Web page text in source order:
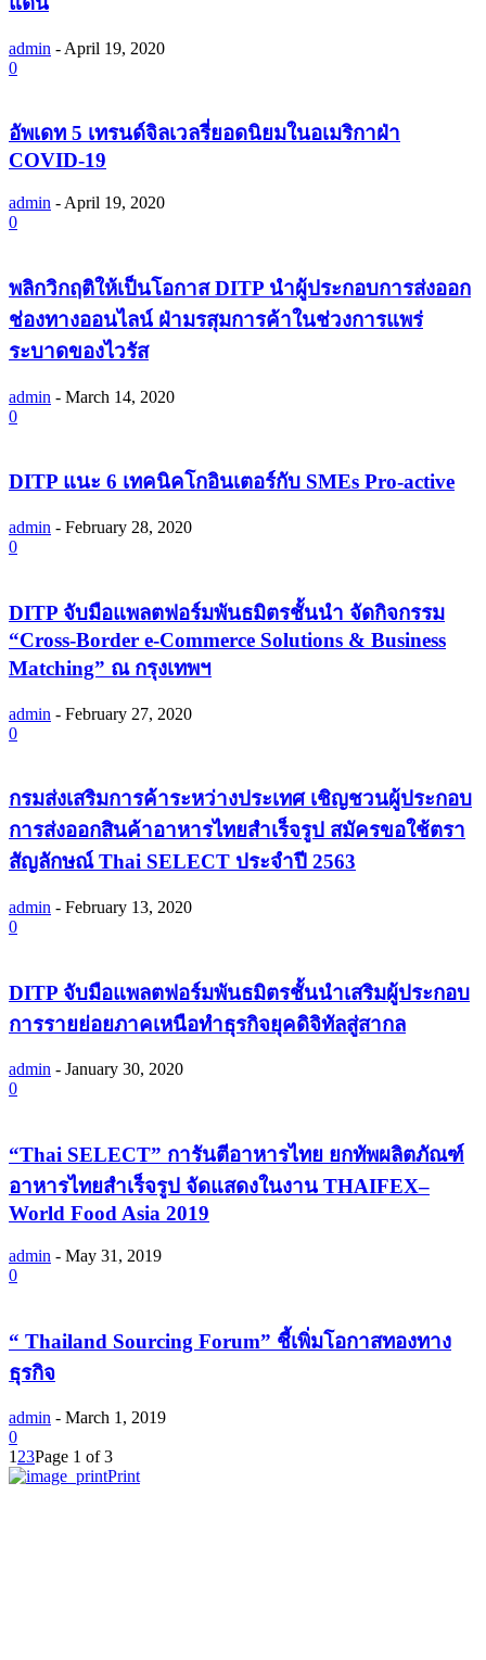
admin - April 19, 2020
0
อัพเดท 5 เทรนด์จิลเวลรี่ยอดนิยมในอเมริกาฝ่า
COVID-19
admin - April 19, 2020
0
พลิกวิกฤติให้เป็นโอกาส DITP นําผู้ประกอบการส่งออก
ช่องทางออนไลน์ ฝ่ามรสุมการค้าในช่วงการแพร่
ระบาดของไวรัส
admin - March 14, 2020
0
DITP แนะ 6 เทคนิคโกอินเตอร์กับ SMEs Pro-active
admin - February 28, 2020
0
DITP จับมือแพลตฟอร์มพันธมิตรชั้นนำ จัดกิจกรรม
“Cross-Border e-Commerce Solutions & Business
Matching” ณ กรุงเทพฯ
admin - February 27, 2020
0
กรมส่งเสริมการค้าระหว่างประเทศ เชิญชวนผู้ประกอบ
การส่งออกสินค้าอาหารไทยสำเร็จรูป สมัครขอใช้ตรา
สัญลักษณ์ Thai SELECT ประจำปี 2563
admin - February 13, 2020
0
DITP จับมือแพลตฟอร์มพันธมิตรชั้นนำเสริมผู้ประกอบ
การรายย่อยภาคเหนือทำธุรกิจยุคดิจิทัลสู่สากล
admin - January 30, 2020
0
“Thai SELECT” การันตีอาหารไทย ยกทัพผลิตภัณฑ์
อาหารไทยสำเร็จรูป จัดแสดงในงาน THAIFEX–
World Food Asia 2019
admin - May 31, 2019
0
“ Thailand Sourcing Forum” ชี้เพิ่มโอกาสทองทาง
ธุรกิจ
admin - March 1, 2019
0
1 23Page 1 of 3
Print